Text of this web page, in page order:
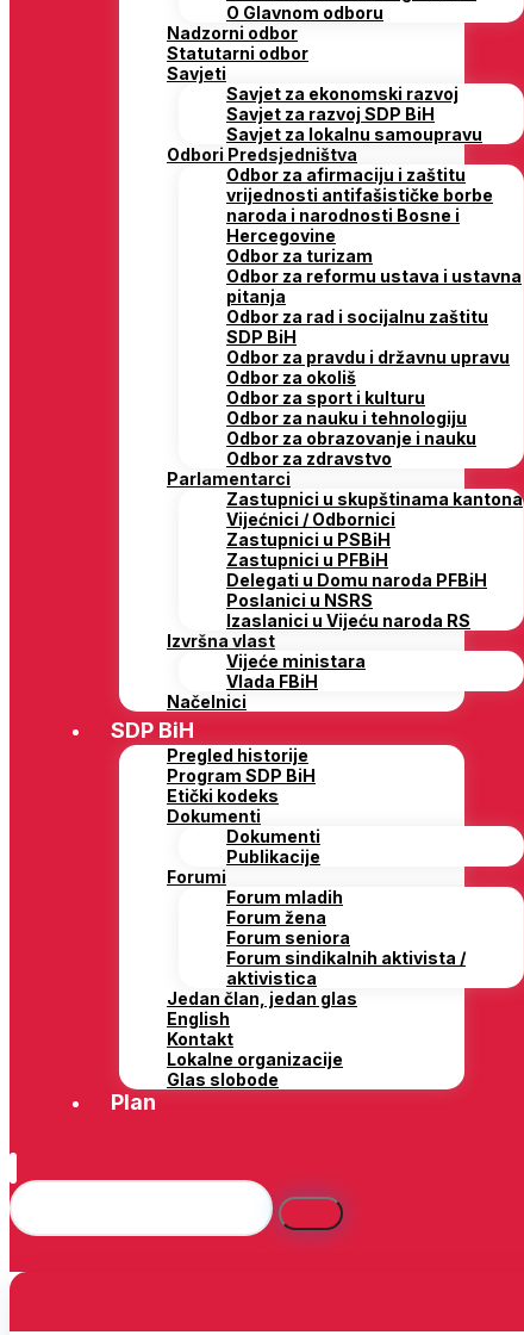
O Glavnom odboru
Nadzorni odbor
Statutarni odbor
Savjeti
Savjet za ekonomski razvoj
Savjet za razvoj SDP BiH
Savjet za lokalnu samoupravu
Odbori Predsjedništva
Odbor za afirmaciju i zaštitu
vrijednosti antifašističke borbe
naroda i narodnosti Bosne i
Hercegovine
Odbor za turizam
Odbor za reformu ustava i ustavna
pitanja
Odbor za rad i socijalnu zaštitu
SDP BiH
Odbor za pravdu i državnu upravu
Odbor za okoliš
Odbor za sport i kulturu
Odbor za nauku i tehnologiju
Odbor za obrazovanje i nauku
Odbor za zdravstvo
Parlamentarci
Zastupnici u skupštinama kantona
Vijećnici / Odbornici
Zastupnici u PSBiH
Zastupnici u PFBiH
Delegati u Domu naroda PFBiH
Poslanici u NSRS
Izaslanici u Vijeću naroda RS
Izvršna vlast
Vijeće ministara
Vlada FBiH
Načelnici
SDP BiH
Pregled historije
Program SDP BiH
Etički kodeks
Dokumenti
Dokumenti
Publikacije
Forumi
Forum mladih
Forum žena
Forum seniora
Forum sindikalnih aktivista /
aktivistica
Jedan član, jedan glas
English
Kontakt
Lokalne organizacije
Glas slobode
Plan